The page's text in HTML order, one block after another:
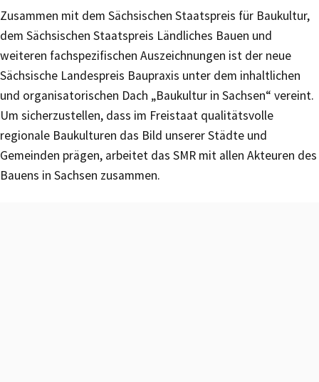
Zusammen mit dem Sächsischen Staatspreis für Baukultur,
dem Sächsischen Staatspreis Ländliches Bauen und
weiteren fachspezifischen Auszeichnungen ist der neue
Sächsische Landespreis Baupraxis unter dem inhaltlichen
und organisatorischen Dach „Baukultur in Sachsen“ vereint.
Um sicherzustellen, dass im Freistaat qualitätsvolle
regionale Baukulturen das Bild unserer Städte und
Gemeinden prägen, arbeitet das SMR mit allen Akteuren des
Bauens in Sachsen zusammen.